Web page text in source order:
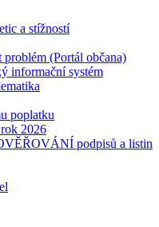
a stížností
problém (Portál občana)
informační systém
poplatku
2026
podpisů a listin